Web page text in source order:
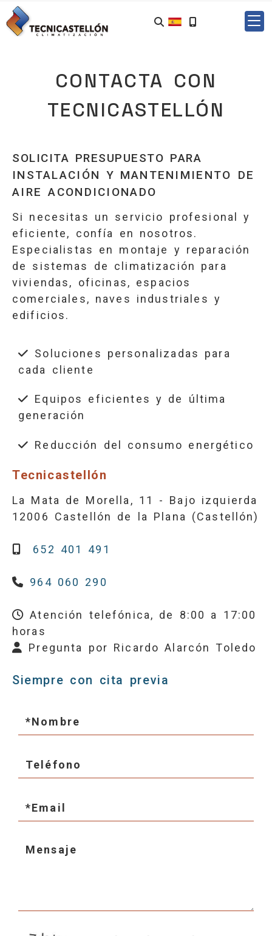
CONTACTA CON
TECNICASTELLÓN
SOLICITA PRESUPUESTO PARA
INSTALACIÓN Y MANTENIMIENTO DE
AIRE ACONDICIONADO
Si necesitas un servicio profesional y
eficiente, confía en nosotros.
Especialistas en montaje y reparación
de sistemas de climatización para
viviendas, oficinas, espacios
comerciales, naves industriales y
edificios.
Soluciones personalizadas para
cada cliente
Equipos eficientes y de última
generación
Reducción del consumo energético
Tecnicastellón
La Mata de Morella, 11 - Bajo izquierda
12006 Castellón de la Plana (Castellón)
652 401 491
964 060 290
Atención telefónica, de 8:00 a 17:00
horas
Pregunta por Ricardo Alarcón Toledo
Siempre con cita previa